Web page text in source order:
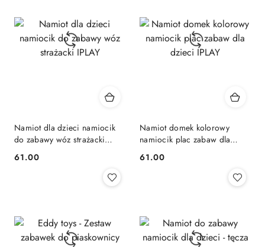
Namiot dla dzieci namiocik
do zabawy wóz strażacki
Cena:
61.00
Namiot domek kolorowy
namiocik plac zabaw dla
Cena:
61.00